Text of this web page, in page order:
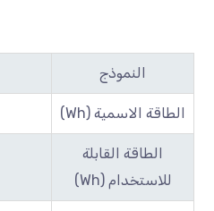
النموذج
الطاقة الاسمية (Wh)
الطاقة القابلة
للاستخدام (Wh)